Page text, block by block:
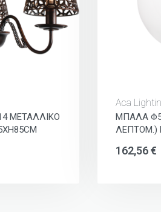
ΜΕΤΑΛΛΙΚΟ
Aca
ΜΠΑΛΑ
ΛΕΠΤΟΜ.)
162,56€